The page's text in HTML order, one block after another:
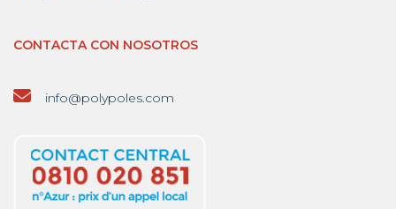
CONTACTA CON NOSOTROS
info@polypoles.com